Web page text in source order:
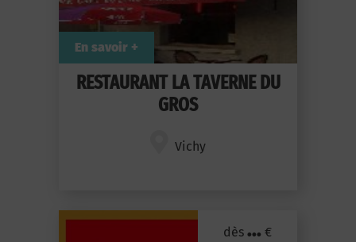
RESTAURANT LA TAVERNE DU
GROS
Vichy
En savoir +
dès ... €